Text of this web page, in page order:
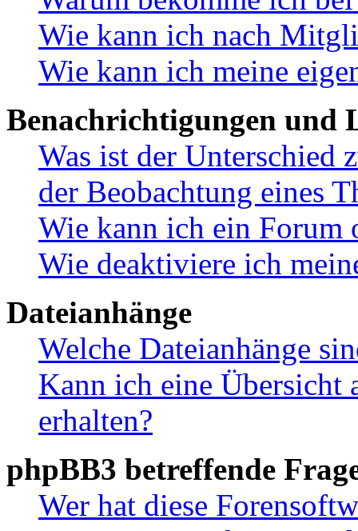
Wie kann ich nach
Wie kann ich meine
Benachrichtigungen und
Was ist der Unterschied
der Beobachtung eines
Wie kann ich ein Forum
Wie deaktiviere ich
Dateianhänge
Welche Dateianhänge
Kann ich eine Übersicht
erhalten?
phpBB3 betreffende
Wer hat diese